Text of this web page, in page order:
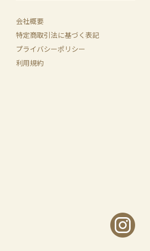
会社概要
特定商取引法に基づく表記
プライバシーポリシー
利用規約